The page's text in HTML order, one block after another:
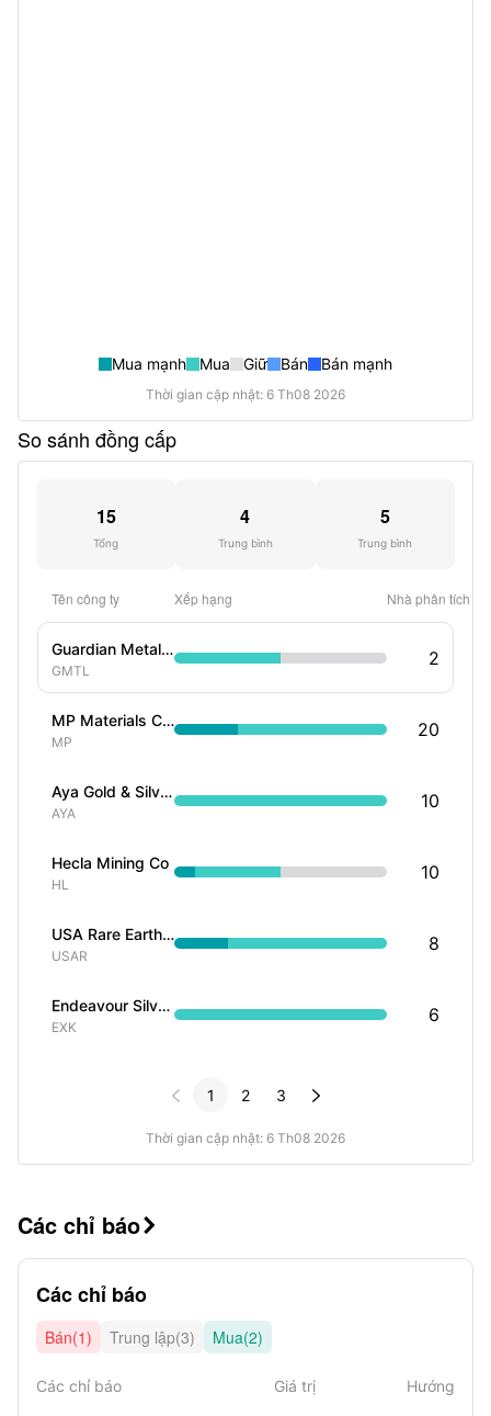
Mua mạnh Mua Giữ Bán Bán mạnh
Thời gian cập nhật: 6 Th08 2026
So sánh đồng cấp
15
Tổng
4
Trung bình
5
Trung bình
Tên công ty Xếp hạng Nhà phân tích
Guardian Metal Resources Ord Shs
GMTL
2
MP Materials Corp
MP
20
Aya Gold & Silver Ord Shs
AYA
10
Hecla Mining Co
HL
10
USA Rare Earth Inc
USAR
8
Endeavour Silver Corp
EXK
6
 1 2 3 
Thời gian cập nhật: 6 Th08 2026
Các chỉ báo
Các chỉ báo
Bán(1) Trung lập(3) Mua(2)
Các chỉ báo Giá trị Hướng